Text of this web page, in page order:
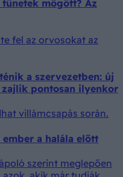
mögött? Az
fel az orvosokat az
a szervezetben: új
pontosan ilyenkor
villámcsapás során.
a halála előtt
szerint meglepően